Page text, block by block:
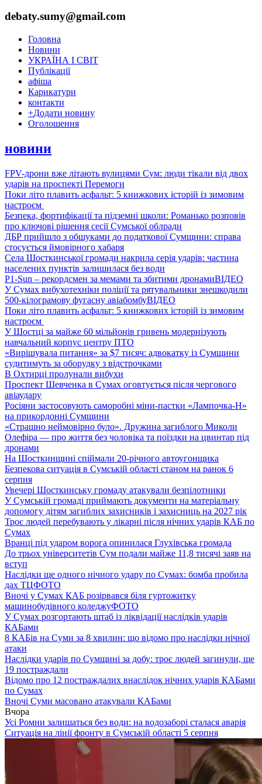
debaty.sumy@gmail.com
Головна
Новини
УКРАЇНА І СВІТ
Публікації
афіша
Карикатури
контакти
+Додати новину
Оголошення
новини
FPV-дрони вже літають вулицями Сум: люди тікали від двох
ударів на проспекті Перемоги
Поки літо плавить асфальт: 5 книжкових історій із зимовим
настроєм
Безпека, фортифікації та підземні школи: Романько розповів
про ключові рішення сесії Сумської облради
ДБР прийшло з обшуками до податкової Сумщини: справа
стосується ймовірного хабаря
Села Шосткинської громади накрила серія ударів: частина
населених пунктів залишилася без води
P1-Sun – рекордсмен за мемами та збитими дронамиВІДЕО
У Сумах вибухотехніки поліції та рятувальники знешкодили
500-кілограмову фугасну авіабомбуВІДЕО
Поки літо плавить асфальт: 5 книжкових історій із зимовим
настроєм
У Шостці за майже 60 мільйонів гривень модернізують
навчальний корпус центру ПТО
«Вирішувала питання» за $7 тисяч: адвокатку із Сумщини
судитимуть за оборудку з відстрочками
В Охтирці пролунали вибухи
Проспект Шевченка в Сумах оговтується після чергового
авіаудару
Росіяни застосовують саморобні міни-пастки «Лампочка-Н»
на прикордонні Сумщини
«Страшно неймовірно було». Дружина загиблого Миколи
Олефіра — про життя без чоловіка та поїздки на цвинтар під
дронами
На Шосткинщині спіймали 20-річного автоугонщика
Безпекова ситуація в Сумській області станом на ранок 6
серпня
Увечері Шосткинську громаду атакували безпілотники
У Сумській громаді приймають документи на матеріальну
допомогу дітям загиблих захисників і захисниць на 2027 рік
Троє людей перебувають у лікарні після нічних ударів КАБ по
Сумах
Вранці під ударом ворога опинилася Глухівська громада
До трьох університетів Сум подали майже 11,8 тисячі заяв на
вступ
Наслідки ще одного нічного удару по Сумах: бомба пробила
дах ТЦФОТО
Вночі у Сумах КАБ розірвався біля гуртожитку
машинобудівного коледжуФОТО
У Сумах розгортають штаб із ліквідації наслідків ударів
КАБами
8 КАБів на Суми за 8 хвилин: що відомо про наслідки нічної
атаки
Наслідки ударів по Сумщині за добу: троє людей загинули, ще
19 постраждали
Відомо про 12 постраждалих внаслідок нічних ударів КАБами
по Сумах
Вночі Суми масовано атакували КАБами
Вчора
Усі Ромни залишаться без води: на водозаборі сталася аварія
Ситуація на лінії фронту в Сумській області 5 серпня